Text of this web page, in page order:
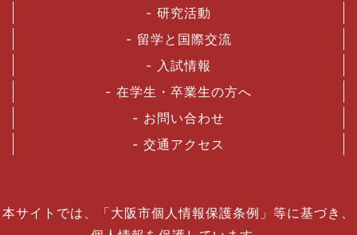
- 研究活動
- 留学と国際交流
- 入試情報
- 在学生・卒業生の方へ
- お問い合わせ
- 交通アクセス
本サイトでは、「大阪市個人情報保護条例」等に基づき、